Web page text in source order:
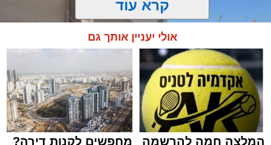
בזכות התושייה והפעילות המהירה והמקצועית של
הצוותים בשטח, ליבו של הגבר שב לפעום.
לאחר ייצוב מצבו הראשוני, הוא פונה באמבולנס
לבית חולים להמשך קבלת טיפול רפואי כשמצבו
מוגדר יציב.
קרא עוד
אולי יעניין אותך גם
המלצה חמה להרשמה
מחפשים לקנות דירה?